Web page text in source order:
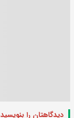
دیدگاهتان را بنویسید